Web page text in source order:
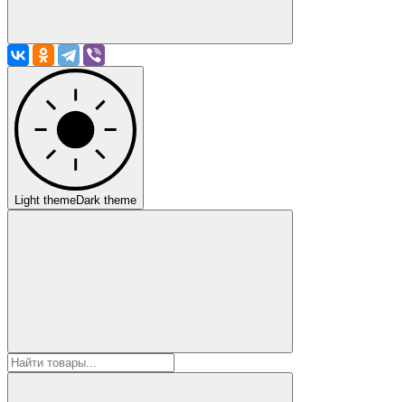
Light themeDark theme